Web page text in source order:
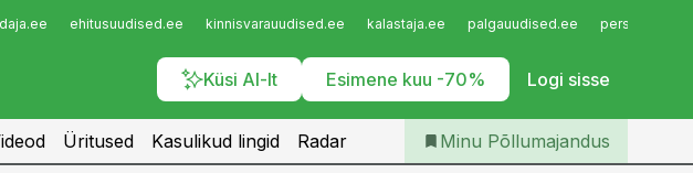
ehitusuudised.ee kinnisvarauudised.ee kalastaja.ee palgauudised.ee
Küsi AI-lt Esimene kuu -70% Logi sisse
Iseteenindus
Telli Põllumajandus
Üritused Kasulikud lingid Radar Minu Põllumajandus